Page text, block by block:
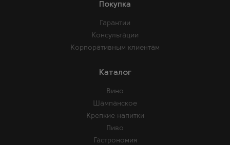
Покупка
Гарантии
Консультации
Корпоративным клиентам
Каталог
Вино
Шампанское
Крепкие напитки
Пиво
Гастрономия